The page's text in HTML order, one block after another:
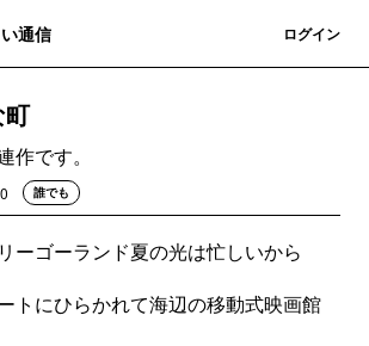
通信 ログイン
作です。
誰でも
ーゴーランド夏の光は忙しいから
トにひらかれて海辺の移動式映画館